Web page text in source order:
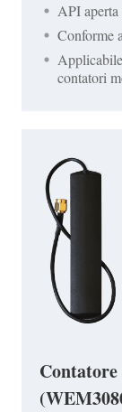
API
Conforme
contatori